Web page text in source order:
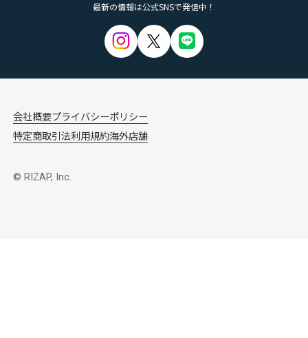
最新の情報は公式SNSで発信中！
会社概要プライバシーポリシー
特定商取引法利用規約海外店舗
© RIZAP, Inc.